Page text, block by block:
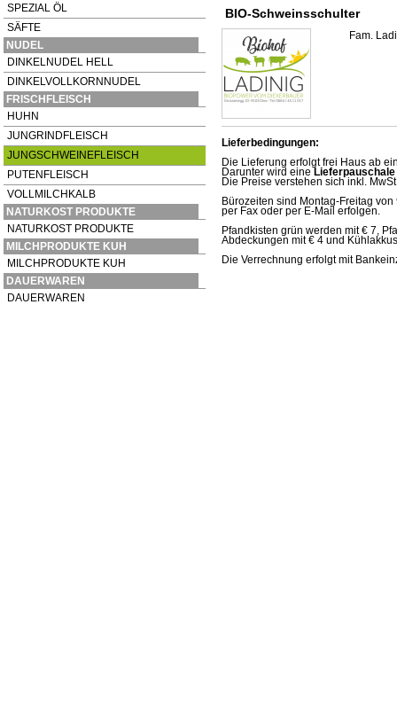
SPEZIAL ÖL
SÄFTE
NUDEL
DINKELNUDEL HELL
DINKELVOLLKORNNUDEL
FRISCHFLEISCH
HUHN
JUNGRINDFLEISCH
JUNGSCHWEINEFLEISCH
PUTENFLEISCH
VOLLMILCHKALB
NATURKOST PRODUKTE
NATURKOST PRODUKTE
MILCHPRODUKTE KUH
MILCHPRODUKTE KUH
DAUERWAREN
DAUERWAREN
BIO-Schweinsschulter
Fam.
Lieferbedingungen:
Die Lieferung erfolgt frei Haus ab
Darunter wird eine
Die Preise verstehen sich inkl.
Bürozeiten sind Montag-Freitag
per Fax oder per E-Mail erfolgen.
Pfandkisten grün werden mit € 7,
Abdeckungen mit € 4 und
Die Verrechnung erfolgt mit